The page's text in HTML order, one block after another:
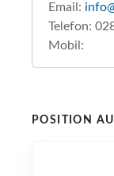
Email:
Telefon:
Mobil:
POSITION